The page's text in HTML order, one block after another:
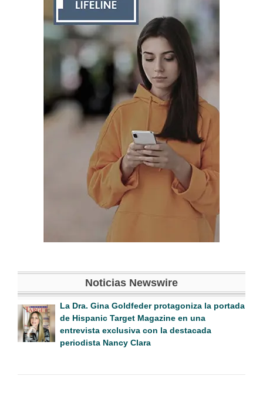
Noticias Newswire
La Dra. Gina Goldfeder protagoniza la portada
de Hispanic Target Magazine en una
entrevista exclusiva con la destacada
periodista Nancy Clara